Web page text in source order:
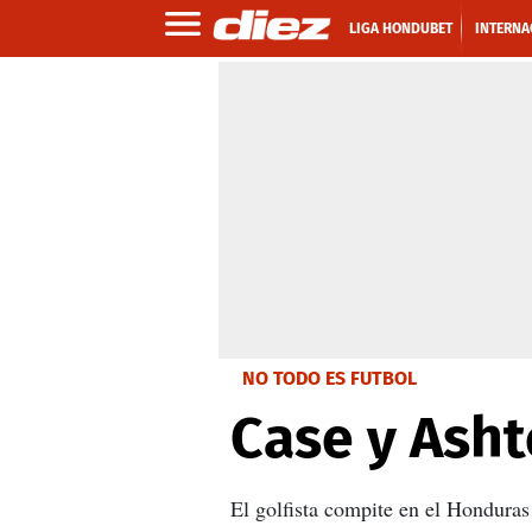
LIGA HONDUBET
NO TODO ES FUTBOL
Case y
El golfista compite en el